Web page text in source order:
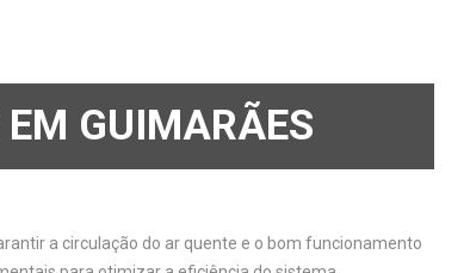
GUIMARÃES
a circulação do ar quente e o bom funcionamento